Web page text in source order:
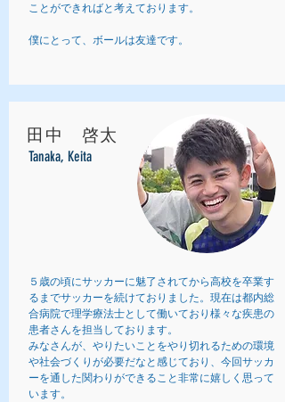
ことができればと考えております。
​僕にとって、ボールは友達です。
​田中 啓太
Tanaka, Keita
５歳の頃にサッカーに魅了されてから高校を卒業す
るまでサッカーを続けておりました。現在は都内総
合病院で理学療法士として働いており様々な疾患の
患者さんを担当しております。
​みなさんが、やりたいことをやり切れるための環境
や社会づくりが必要だなと感じており、今回サッカ
ーを通した関わりができること非常に嬉しく思って
います。